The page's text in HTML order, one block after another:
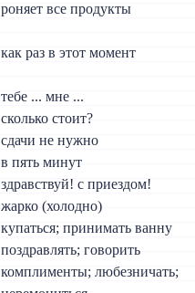
роняет все продукты
как раз в этот момент
тебе ... мне ...
сколько стоит?
сдачи не нужно
в пять минут
здравствуй! с приездом!
жарко (холодно)
купаться; принимать ванну
поздравлять; говорить
комплименты; любезничать;